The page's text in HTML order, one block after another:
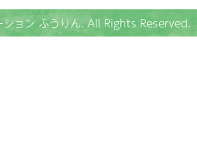
ョン ふうりん. All Rights Reserved.